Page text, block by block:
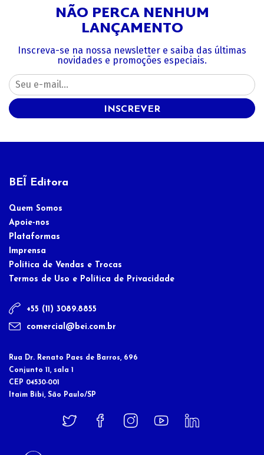
NÃO PERCA NENHUM
LANÇAMENTO
Inscreva-se na nossa newsletter e saiba das últimas
novidades e promoções especiais.
INSCREVER
BEĨ Editora
Quem Somos
Apoie-nos
Plataformas
Imprensa
Política de Vendas e Trocas
Termos de Uso e Política de Privacidade
+55 (11) 3089.8855
comercial@bei.com.br
Rua Dr. Renato Paes de Barros, 696
Conjunto 11, sala 1
CEP 04530-001
Itaim Bibi, São Paulo/SP